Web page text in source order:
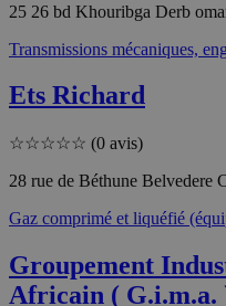
25 26 bd Khouribga Derb
Transmissions mécaniques,
Ets Richard
☆☆☆☆☆ (0 avis)
28 rue de Béthune Belvedere
Gaz comprimé et liquéfié
Groupement
Africain ( G.i.m.a.